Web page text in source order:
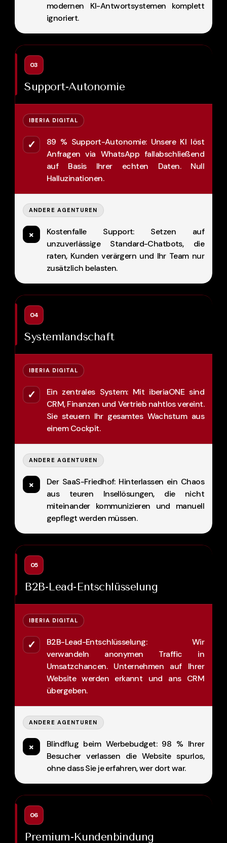
modernen KI-Antwortsystemen komplett
ignoriert.
03
Support-Autonomie
IBERIA DIGITAL
✓
89 % Support-Autonomie: Unsere KI löst
Anfragen via WhatsApp fallabschließend
auf Basis Ihrer echten Daten. Null
Halluzinationen.
ANDERE AGENTUREN
×
Kostenfalle Support: Setzen auf
unzuverlässige Standard-Chatbots, die
raten, Kunden verärgern und Ihr Team nur
zusätzlich belasten.
04
Systemlandschaft
IBERIA DIGITAL
✓
Ein zentrales System: Mit iberiaONE sind
CRM, Finanzen und Vertrieb nahtlos vereint.
Sie steuern Ihr gesamtes Wachstum aus
einem Cockpit.
ANDERE AGENTUREN
×
Der SaaS-Friedhof: Hinterlassen ein Chaos
aus teuren Insellösungen, die nicht
miteinander kommunizieren und manuell
gepflegt werden müssen.
05
B2B-Lead-Entschlüsselung
IBERIA DIGITAL
✓
B2B-Lead-Entschlüsselung: Wir
verwandeln anonymen Traffic in
Umsatzchancen. Unternehmen auf Ihrer
Website werden erkannt und ans CRM
übergeben.
ANDERE AGENTUREN
×
Blindflug beim Werbebudget: 98 % Ihrer
Besucher verlassen die Website spurlos,
ohne dass Sie je erfahren, wer dort war.
06
Premium-Kundenbindung